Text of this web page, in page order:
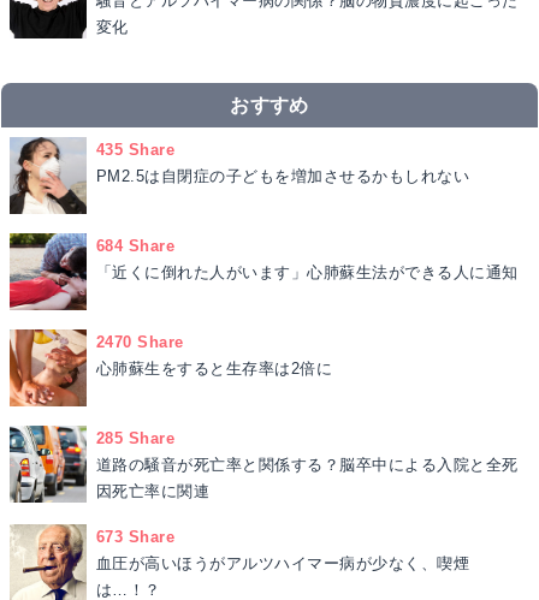
変化
おすすめ
435 Share
PM2.5は自閉症の子どもを増加させるかもしれない
684 Share
「近くに倒れた人がいます」心肺蘇生法ができる人に通知
2470 Share
心肺蘇生をすると生存率は2倍に
285 Share
道路の騒音が死亡率と関係する？脳卒中による入院と全死
因死亡率に関連
673 Share
血圧が高いほうがアルツハイマー病が少なく、喫煙
は…！？